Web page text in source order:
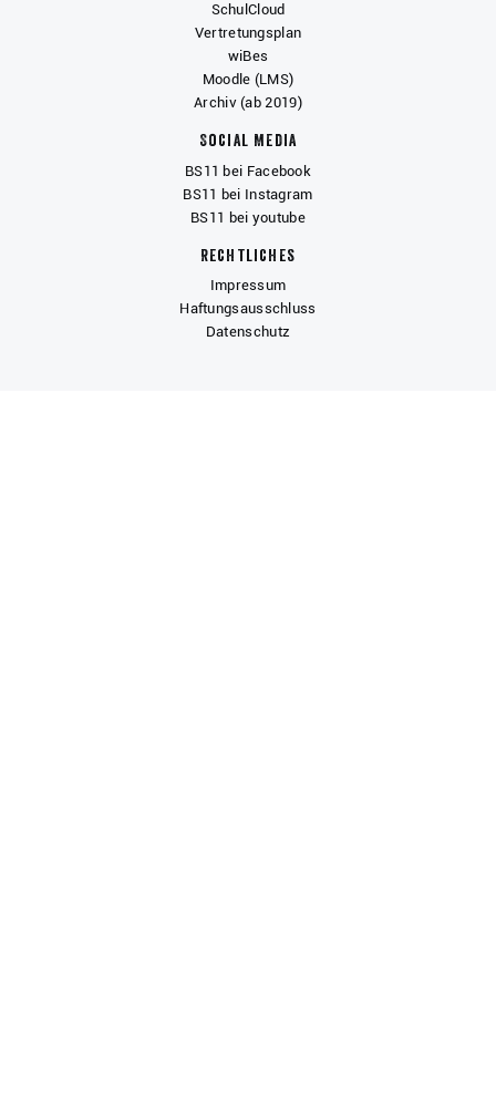
SchulCloud
Vertretungsplan
wiBes
Moodle (LMS)
Archiv (ab 2019)
Social Media
BS11 bei Facebook
BS11 bei Instagram
BS11 bei youtube
Rechtliches
Impressum
Haftungsausschluss
Datenschutz